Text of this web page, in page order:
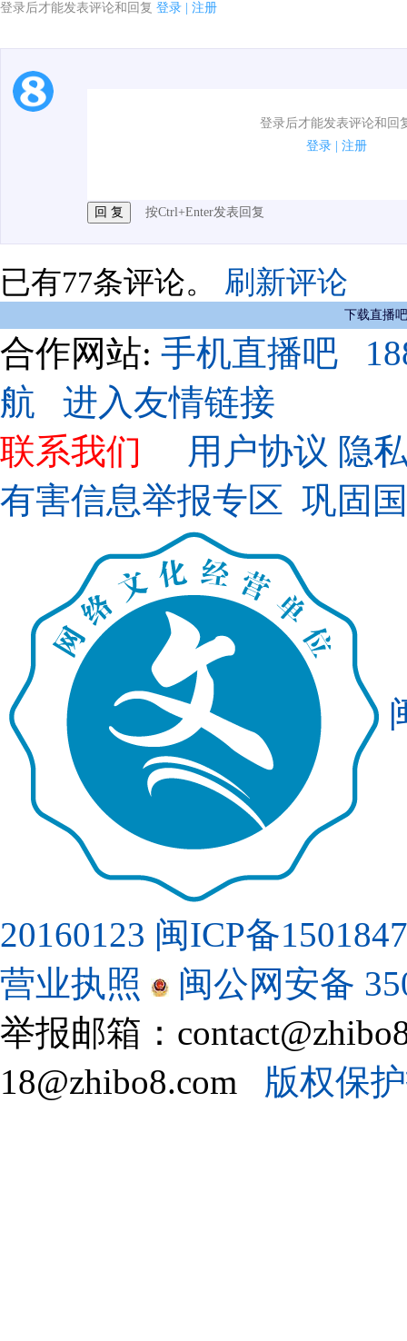
00:00 / 00:15
登录后才能发表评论和回复 登录 注册
登录后才能发表评论和回
登录| 注册
1.电脑端新用户可以发表评论了！
按Ctrl+Enter发表回复
已有77条评论。 刷新评论
下载直播
合作网站: 手机直播吧
航
进入友情链接
联系我们
用户协议 隐
有害信息举报专区 巩固
20160123 闽ICP备
营业执照
闽公网安备
举报邮箱：
18@zhibo8.com
版权保